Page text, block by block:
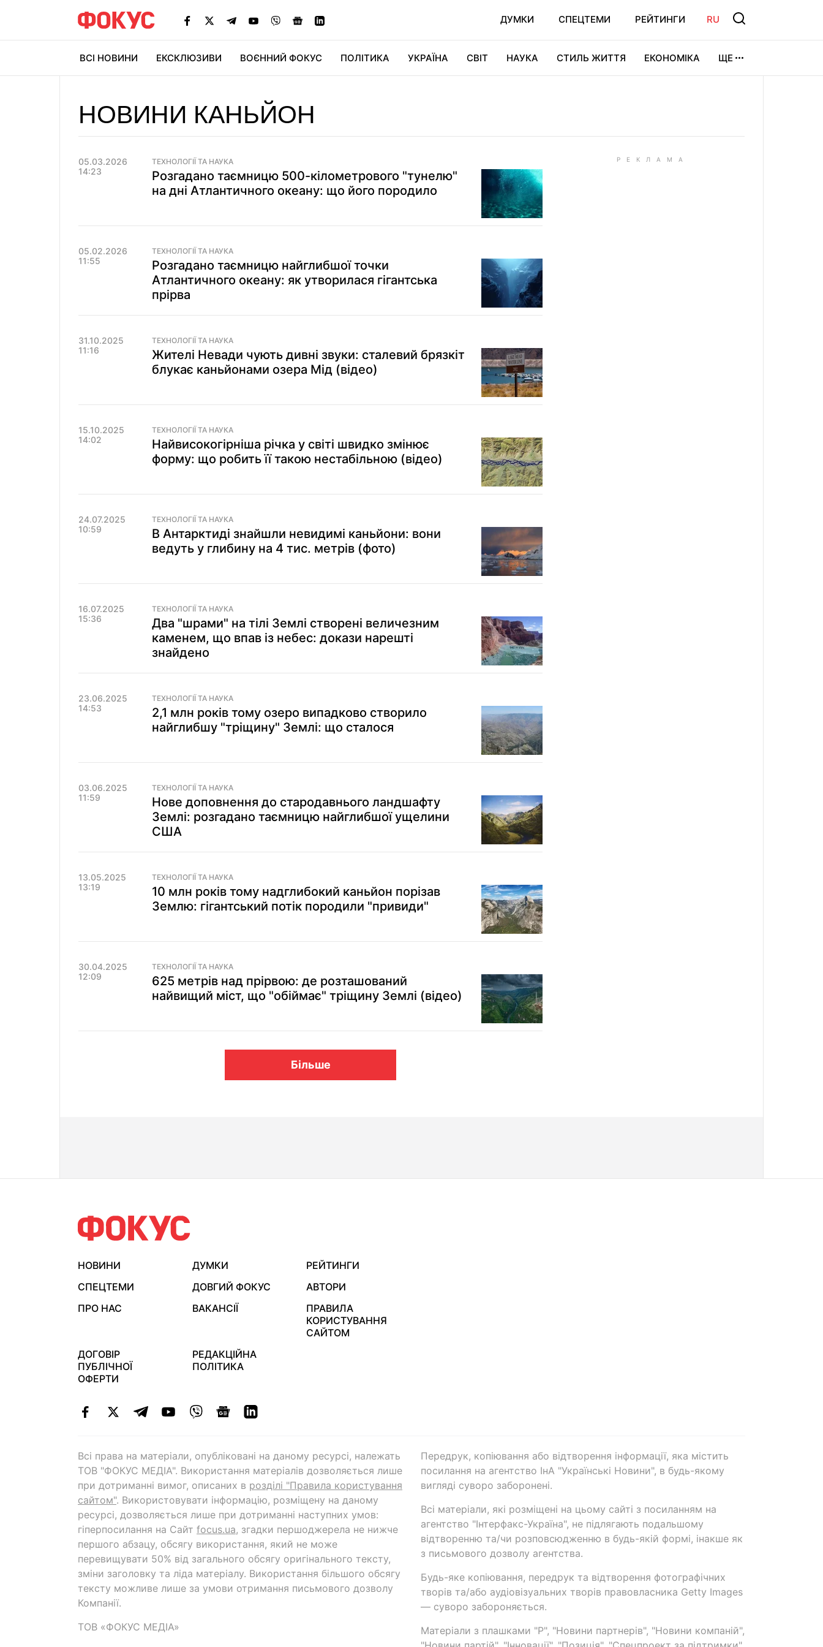
ДУМКИ СПЕЦТЕМИ РЕЙТИНГИ RU
ВСІ НОВИНИ ЕКСКЛЮЗИВИ ВОЄННИЙ ФОКУС ПОЛІТИКА УКРАЇНА СВІТ НАУКА СТИЛЬ ЖИТТЯ ЕКОНОМІКА ЩЕ
НОВИНИ КАНЬЙОН
05.03.2026
14:23
ТЕХНОЛОГІЇ ТА НАУКА
Розгадано таємницю 500-кілометрового "тунелю"
на дні Атлантичного океану: що його породило
05.02.2026
11:55
ТЕХНОЛОГІЇ ТА НАУКА
Розгадано таємницю найглибшої точки
Атлантичного океану: як утворилася гігантська
прірва
31.10.2025
11:16
ТЕХНОЛОГІЇ ТА НАУКА
Жителі Невади чують дивні звуки: сталевий брязкіт
блукає каньйонами озера Мід (відео)
15.10.2025
14:02
ТЕХНОЛОГІЇ ТА НАУКА
Найвисокогірніша річка у світі швидко змінює
форму: що робить її такою нестабільною (відео)
24.07.2025
10:59
ТЕХНОЛОГІЇ ТА НАУКА
В Антарктиді знайшли невидимі каньйони: вони
ведуть у глибину на 4 тис. метрів (фото)
16.07.2025
15:36
ТЕХНОЛОГІЇ ТА НАУКА
Два "шрами" на тілі Землі створені величезним
каменем, що впав із небес: докази нарешті
знайдено
23.06.2025
14:53
ТЕХНОЛОГІЇ ТА НАУКА
2,1 млн років тому озеро випадково створило
найглибшу "тріщину" Землі: що сталося
03.06.2025
11:59
ТЕХНОЛОГІЇ ТА НАУКА
Нове доповнення до стародавнього ландшафту
Землі: розгадано таємницю найглибшої ущелини
США
13.05.2025
13:19
ТЕХНОЛОГІЇ ТА НАУКА
10 млн років тому надглибокий каньйон порізав
Землю: гігантський потік породили "привиди"
30.04.2025
12:09
ТЕХНОЛОГІЇ ТА НАУКА
625 метрів над прірвою: де розташований
найвищий міст, що "обіймає" тріщину Землі (відео)
Більше
НОВИНИ ДУМКИ
РЕЙТИНГИ
СПЕЦТЕМИ
ДОВГИЙ ФОКУС
АВТОРИ
ПРО НАС
ВАКАНСІЇ
ПРАВИЛА
КОРИСТУВАННЯ
САЙТОМ
ДОГОВІР
ПУБЛІЧНОЇ
ОФЕРТИ
РЕДАКЦІЙНА
ПОЛІТИКА
Всі права на матеріали, опубліковані на даному ресурсі, належать
ТОВ "ФОКУС МЕДІА". Використання матеріалів дозволяється лише
при дотриманні вимог, описаних в розділі "Правила користування
сайтом". Використовувати інформацію, розміщену на даному
ресурсі, дозволяється лише при дотриманні наступних умов:
гіперпосилання на Cайт focus.ua, згадки першоджерела не нижче
першого абзацу, обсягу використання, який не може
перевищувати 50% від загального обсягу оригінального тексту,
зміни заголовку та ліда матеріалу. Використання більшого обсягу
тексту можливе лише за умови отримання письмового дозволу
Компанії.
ТОВ «ФОКУС МЕДІА»
Передрук, копіювання або відтворення інформації, яка містить
посилання на агентство ІнА "Українські Новини", в будь-якому
вигляді суворо заборонені.
Всі матеріали, які розміщені на цьому сайті з посиланням на
агентство "Інтерфакс-Україна", не підлягають подальшому
відтворенню та/чи розповсюдженню в будь-якій формі, інакше як
з письмового дозволу агентства.
Будь-яке копіювання, передрук та відтворення фотографічних
творів та/або аудіовізуальних творів правовласника Getty Images
— суворо забороняється.
Матеріали з плашками "Р", "Новини партнерів", "Новини компаній",